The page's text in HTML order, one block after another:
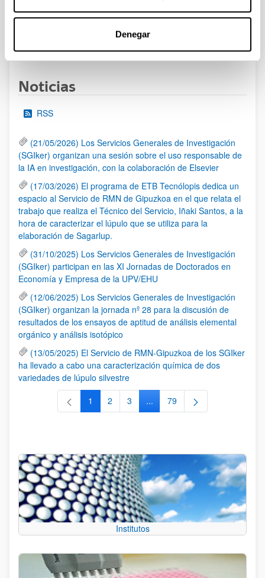
Denegar
Páginas intermedias Use
Noticias
RSS
(21/05/2026) Los Servicios Generales de Investigación
(SGIker) organizan una sesión sobre el uso responsable de
la IA en investigación, con la colaboración de Elsevier
(17/03/2026) El programa de ETB Tecnólopis dedica un
espacio al Servicio de RMN de Gipuzkoa en el que relata el
trabajo que realiza el Técnico del Servicio, Iñaki Santos, a la
hora de caracterizar el lúpulo que se utiliza para la
elaboración de Sagarlup.
(31/10/2025) Los Servicios Generales de Investigación
(SGIker) participan en las XI Jornadas de Doctorados en
Economía y Empresa de la UPV/EHU
(12/06/2025) Los Servicios Generales de Investigación
(SGIker) organizan la jornada nº 28 para la discusión de
resultados de los ensayos de aptitud de análisis elemental
orgánico y análisis isotópico
(13/05/2025) El Servicio de RMN-Gipuzkoa de los SGIker
ha llevado a cabo una caracterización química de dos
variedades de lúpulo silvestre
Página
1 Página
2 Página
3 ...Páginas intermedias Use TAB
Página
79
Institutos